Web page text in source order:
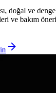
doğal ve
ve bakım